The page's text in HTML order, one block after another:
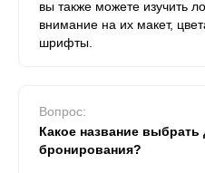
вы также можете изучить
внимание на их макет,
шрифты.
Вопрос:
Какое название выбрать
бронирования?